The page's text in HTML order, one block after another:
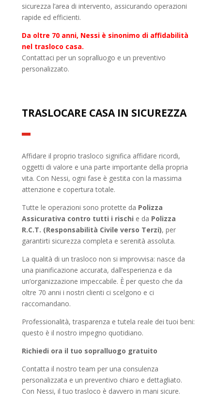
sicurezza l’area di intervento, assicurando operazioni
rapide ed efficienti.
Da oltre 70 anni, Nessi è sinonimo di affidabilità
nel trasloco casa.
Contattaci per un sopralluogo e un preventivo
personalizzato.
TRASLOCARE CASA IN SICUREZZA
Affidare il proprio trasloco significa affidare ricordi,
oggetti di valore e una parte importante della propria
vita. Con Nessi, ogni fase è gestita con la massima
attenzione e copertura totale.
Tutte le operazioni sono protette da Polizza
Assicurativa contro tutti i rischi e da Polizza
R.C.T. (Responsabilità Civile verso Terzi), per
garantirti sicurezza completa e serenità assoluta.
La qualità di un trasloco non si improvvisa: nasce da
una pianificazione accurata, dall’esperienza e da
un’organizzazione impeccabile. È per questo che da
oltre 70 anni i nostri clienti ci scelgono e ci
raccomandano.
Professionalità, trasparenza e tutela reale dei tuoi beni:
questo è il nostro impegno quotidiano.
Richiedi ora il tuo sopralluogo gratuito
Contatta il nostro team per una consulenza
personalizzata e un preventivo chiaro e dettagliato.
Con Nessi, il tuo trasloco è davvero in mani sicure.